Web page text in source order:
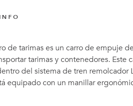
de tarimas es un carro de empuje
tarimas y contenedores. Este
del sistema de tren remolcador
equipado con un manillar